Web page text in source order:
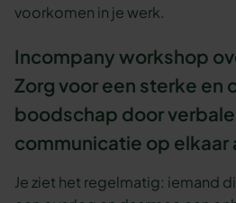
voorkomen in je werk.
Incompany workshop
Zorg voor een sterke en
boodschap door
communicatie op elkaar
Je ziet het regelmatig: iemand